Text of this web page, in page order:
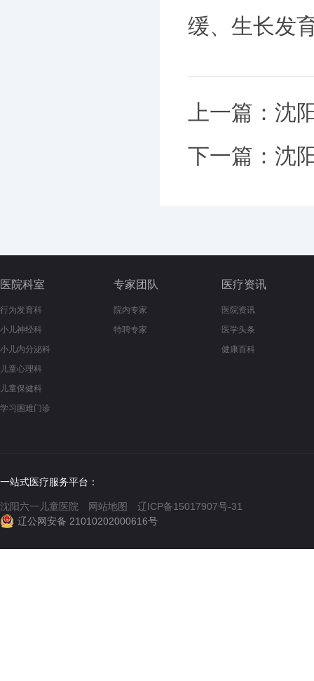
缓、生长发
上一篇： 沈
下一篇： 沈
医院科室
行为发育科
小儿神经科
小儿内分泌科
儿童心理科
儿童保健科
学习困难门诊
专家团队
院内专家
特聘专家
医疗资讯
医院资讯
医学头条
健康百科
一站式医疗服务平台：
沈阳六一儿童医院 网站地图
辽ICP备15017907号-31
辽公网安备 21010202000616号